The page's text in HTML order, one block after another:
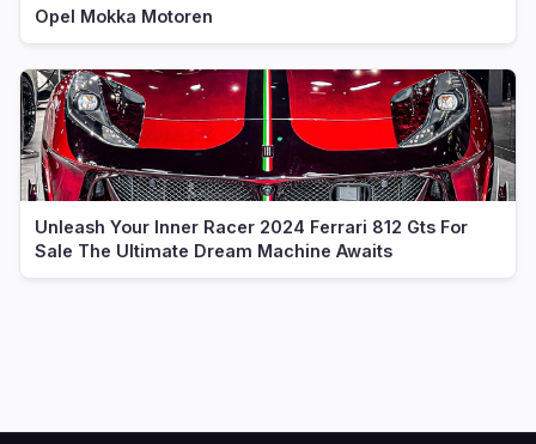
Opel Mokka Motoren
Unleash Your Inner Racer 2024 Ferrari 812 Gts For
Sale The Ultimate Dream Machine Awaits